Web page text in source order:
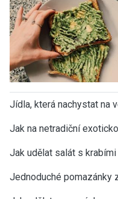
Jídla, která nachystat na
Jak na netradiční
Jak udělat salát s
Jednoduché pomazánky